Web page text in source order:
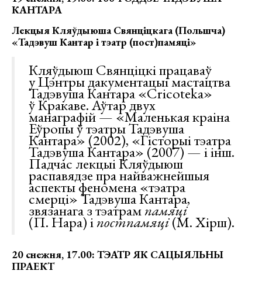
КАНТАРА
Лекцыя Кляўдыюша Свянціцкага (Польшча)
«Тадэвуш Кантар і тэатр (пост)памяці»
Кляўдыюш Свянціцкі працаваў
у Цэнтры дакументацыі мастацтва
Тадэвуша Кантара «Cricoteka»
ў Кракаве. Аўтар двух
манаграфій — «Маленькая краіна
Еўропы ў тэатры Тадэвуша
Кантара» (2002), «Гісторыі тэатра
Тадэвуша Кантара» (2007) — і інш.
Падчас лекцыі Кляўдыюш
распавядзе пра найважнейшыя
аспекты феномена «тэатра
смерці» Тадэвуша Кантара,
звязанага з тэатрампамяці
(П. Нара) іпостпамяці(М. Хірш).
20 снежня, 17.00: ТЭАТР ЯК САЦЫЯЛЬНЫ
ПРАЕКТ